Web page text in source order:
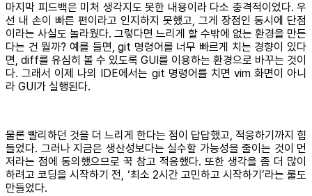
마지막 피드백은 미처 생각지도 못한 내용이라 다소 충격적이었다. 우
선 내 손이 빠른 편이라고 인지하지 못했고, 그게 장점인 동시에 단점
이라는 사실도 놀라웠다. 그렇다면 느리게 할 수밖에 없는 환경을 만든
다는 건 뭘까? 예를 들면, git 명령어를 너무 빠르게 치는 경향이 있다
면, diff를 유심히 볼 수 있도록 GUI를 이용하는 환경으로 바꾸는 것이
다. 그래서 이제 나의 IDE에서는 git 명령어를 치면 vim 화면이 아니
라 GUI가 실행된다.
물론 빨리하던 것을 더 느리게 한다는 점이 답답했고, 적응하기까지 힘
들었다. 그러나 지금은 생산성보다는 실수할 가능성을 줄이는 것이 먼
저라는 점에 동의했으므로 꾹 참고 적응했다. 또한 생각을 좀 더 많이
하려고 코딩을 시작하기 전, ‘최소 2시간 고민하고 시작하기’라는 룰도
만들었다.